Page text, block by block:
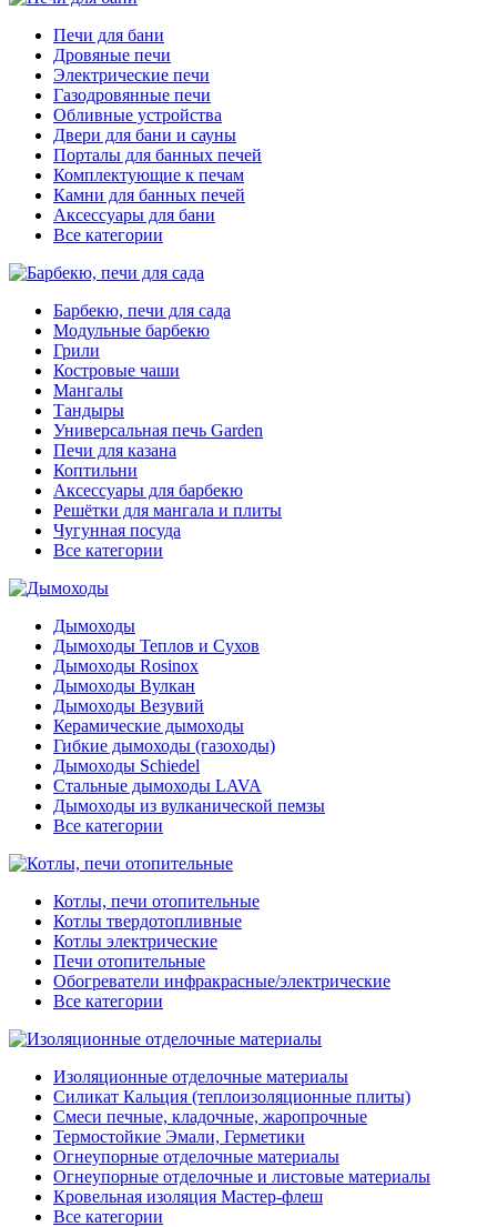
Печи для бани
Дровяные печи
Электрические печи
Газодровянные печи
Обливные устройства
Двери для бани и сауны
Порталы для банных печей
Комплектующие к печам
Камни для банных печей
Аксессуары для бани
Все категории
Барбекю, печи для сада
Модульные барбекю
Грили
Костровые чаши
Мангалы
Тандыры
Универсальная печь Garden
Печи для казана
Коптильни
Аксессуары для барбекю
Решётки для мангала и плиты
Чугунная посуда
Все категории
Дымоходы
Дымоходы Теплов и Сухов
Дымоходы Rosinox
Дымоходы Вулкан
Дымоходы Везувий
Керамические дымоходы
Гибкие дымоходы (газоходы)
Дымоходы Schiedel
Стальные дымоходы LAVA
Дымоходы из вулканической пемзы
Все категории
Котлы, печи отопительные
Котлы твердотопливные
Котлы электрические
Печи отопительные
Обогреватели инфракрасные/электрические
Все категории
Изоляционные отделочные материалы
Силикат Кальция (теплоизоляционные плиты)
Смеси печные, кладочные, жаропрочные
Термостойкие Эмали, Герметики
Огнеупорные отделочные материалы
Огнеупорные отделочные и листовые материалы
Кровельная изоляция Мастер-флеш
Все категории